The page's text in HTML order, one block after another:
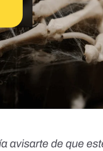
avisarte de que